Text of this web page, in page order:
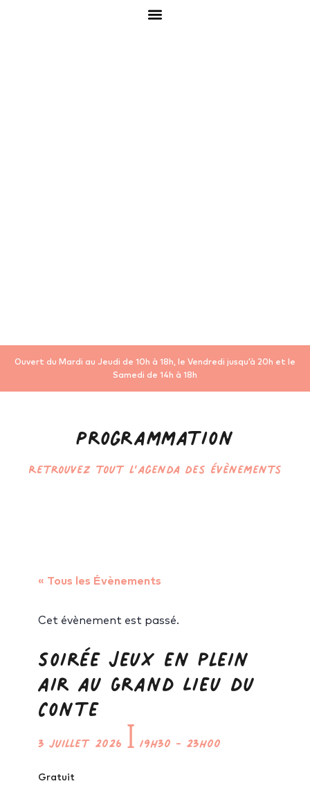
Ouvert du Mardi au Jeudi de 10h à 18h, le Vendredi jusqu’à 20h et le
Samedi de 14h à 18h
Programmation
Retrouvez tout l’agenda des évènements
« Tous les Évènements
Cet évènement est passé.
Soirée Jeux en plein
air au Grand Lieu du
Conte
3 juillet 2026 ꟾ 19h30 - 23h00
Gratuit